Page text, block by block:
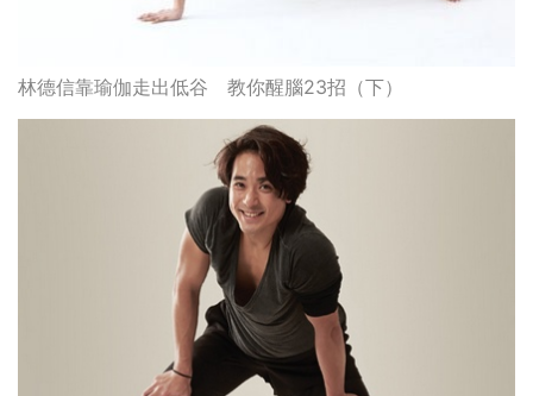
林德信靠瑜伽走出低谷 教你醒腦23招（下）